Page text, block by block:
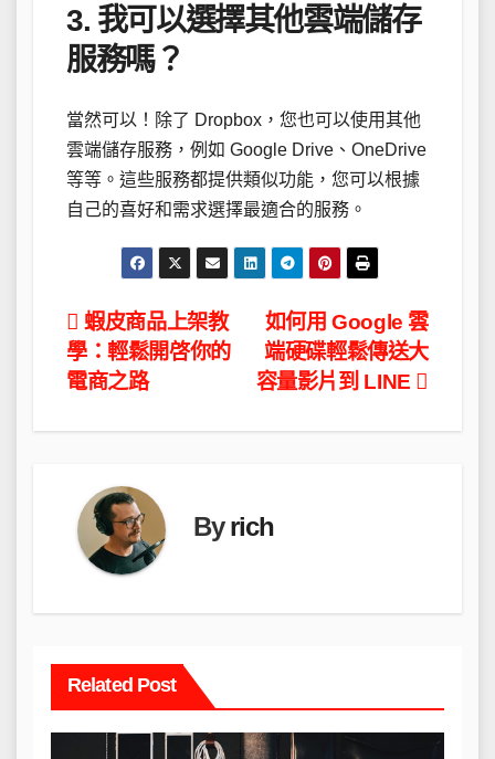
3. 我可以選擇其他雲端儲存
服務嗎？
當然可以！除了 Dropbox，您也可以使用其他
雲端儲存服務，例如 Google Drive、OneDrive
等等。這些服務都提供類似功能，您可以根據
自己的喜好和需求選擇最適合的服務。
文
章
如何用 Google 雲
端硬碟輕鬆傳送大
容量影片到 LINE
蝦皮商品上架教
學：輕鬆開啓你的
電商之路
Byrich
Related Post